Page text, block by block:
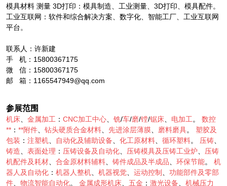
模具材料 测量 3D打印：模具制造、工业测量、3D打印、模具配件。
工业互联网：软件和综合解决方案、数字化、智能工厂、工业互联网
平台。
联系人：许新建
手 机：15800367175
微 信：15800367175
邮 箱：1165547949@qq.com
参展范围
机床 金属加工 ： CNC加工中心 铣/车/磨/镗/锯床 电加工。 数控
** ： **附件 钻头硬质合金材料 先进涂层薄膜 磨料磨具。 塑胶及
包装 ： 注塑机 自动化及辅助设备 化工原材料 循环塑料。 压铸
铸造
表面处理 ： 压铸设备及自动化 压铸模具及压铸工业炉
压铸
机配件及耗材
合金原材料辅料 铸件成品及半成品 环保节能。 机
器人及自动化 ： 机器人整机 机器视觉 运动控制
功能部件及零部
件
物流智能自动化。 金属成形机床 五金 ： 激光设备 机械压力